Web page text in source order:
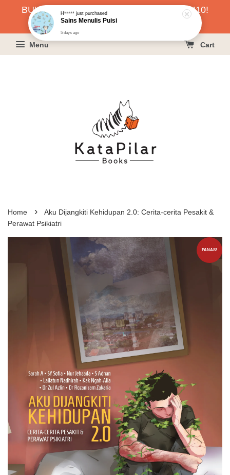
BUKU HARGA RAHMAH SERENDAH RM10!
KLIK SINI UNTUK PESAN!
Menu Cart
Home ›
Aku Dijangkiti Kehidupan 2.0: Cerita-cerita Pesakit &
Perawat Psikiatri
PANAS!
5 days ago